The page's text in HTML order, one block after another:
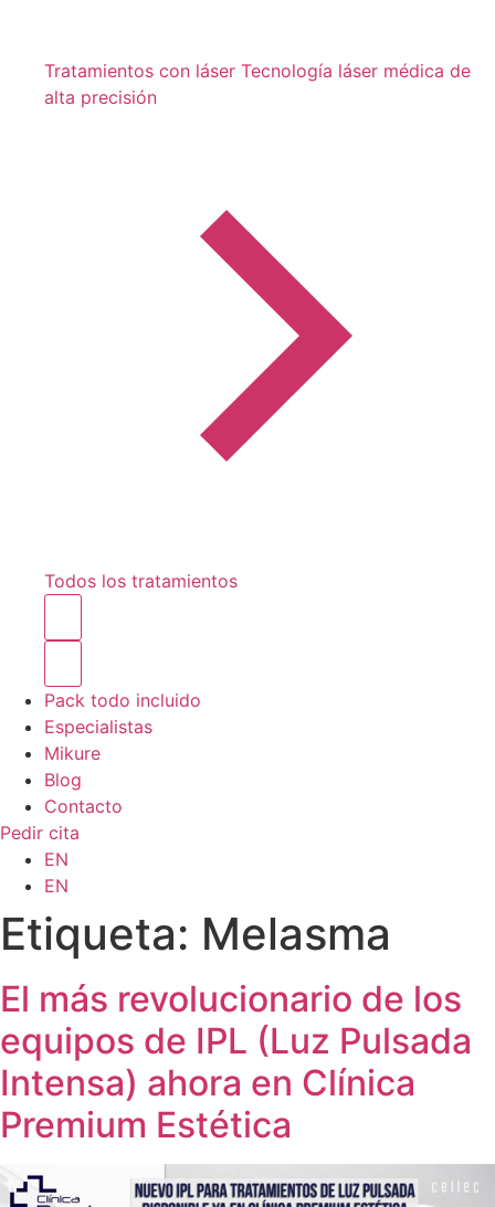
Tratamientos con láser Tecnología láser médica de
alta precisión
Todos los tratamientos
Pack todo incluido
Especialistas
Mikure
Blog
Contacto
Pedir cita
EN
EN
Etiqueta: Melasma
El más revolucionario de los
equipos de IPL (Luz Pulsada
Intensa) ahora en Clínica
Premium Estética